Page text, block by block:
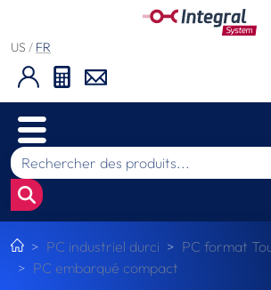
US / FR
PC industriel durci
PC format
PC embarqué compact